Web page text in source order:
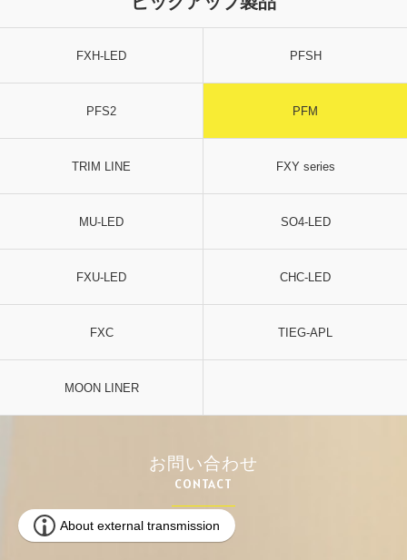
FXH-LED PFSH
PFS2 PFM
TRIM LINE FXY series
MU-LED SO4-LED
FXU-LED CHC-LED
FXC TIEG-APL
MOON LINER
お問い合わせ
CONTACT